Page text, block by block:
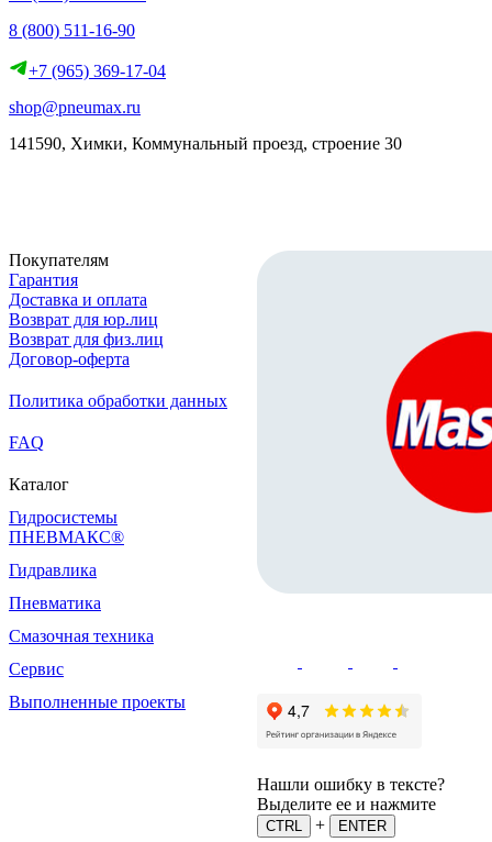
8 (800) 511-16-90
+7 (965) 369-17-04
shop@pneumax.ru
141590, Химки, Коммунальный проезд, строение 30
Покупателям
Гарантия
Доставка и оплата
Возврат для юр.лиц
Возврат для физ.лиц
Договор-оферта
Политика обработки данных
FAQ
Каталог
Гидросистемы
ПНЕВМАКС®
Гидравлика
Пневматика
Смазочная техника
Сервис
Выполненные проекты
Нашли ошибку в тексте?
Выделите ее и нажмите
CTRL +
ENTER